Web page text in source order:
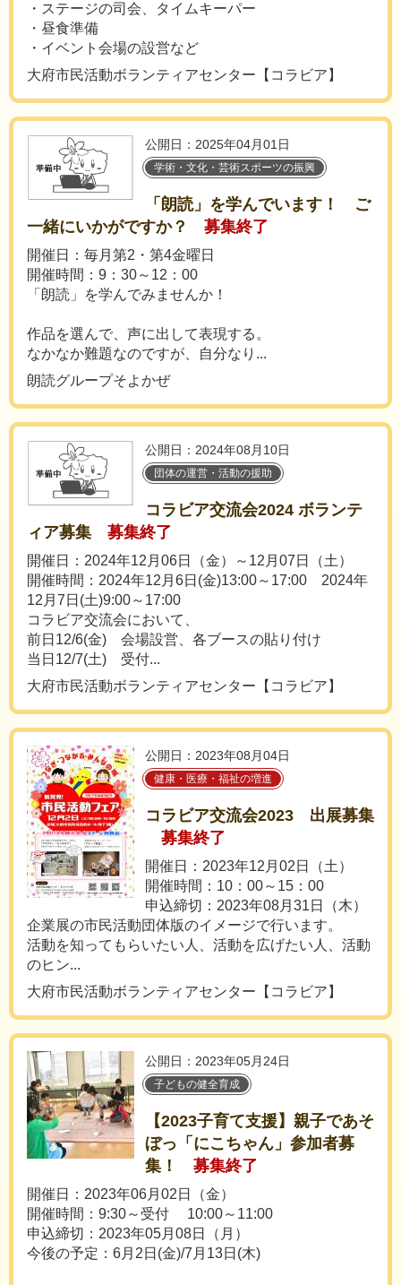
・ステージの司会、タイムキーパー
・昼食準備
・イベント会場の設営など
大府市民活動ボランティアセンター【コラビア】
公開日：2025年04月01日
学術・文化・芸術スポーツの振興
「朗読」を学んでいます！ ご
一緒にいかがですか？
募集終了
開催日：毎月第2・第4金曜日
開催時間：9：30～12：00
「朗読」を学んでみませんか！
作品を選んで、声に出して表現する。
なかなか難題なのですが、自分なり...
朗読グループそよかぜ
公開日：2024年08月10日
団体の運営・活動の援助
コラビア交流会2024 ボランテ
ィア募集
募集終了
開催日：2024年12月06日（金）～12月07日（土）
開催時間：2024年12月6日(金)13:00～17:00 2024年
12月7日(土)9:00～17:00
コラビア交流会において、
前日12/6(金) 会場設営、各ブースの貼り付け
当日12/7(土) 受付...
大府市民活動ボランティアセンター【コラビア】
公開日：2023年08月04日
健康・医療・福祉の増進
コラビア交流会2023 出展募集
募集終了
開催日：2023年12月02日（土）
開催時間：10：00～15：00
申込締切：2023年08月31日（木）
企業展の市民活動団体版のイメージで行います。
活動を知ってもらいたい人、活動を広げたい人、活動
のヒン...
大府市民活動ボランティアセンター【コラビア】
公開日：2023年05月24日
子どもの健全育成
【2023子育て支援】親子であそ
ぼっ「にこちゃん」参加者募
集！
募集終了
開催日：2023年06月02日（金）
開催時間：9:30～受付 10:00～11:00
申込締切：2023年05月08日（月）
今後の予定：6月2日(金)/7月13日(木)